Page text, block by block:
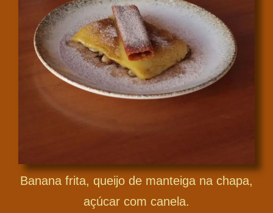
Banana frita, queijo de manteiga na chapa,
açúcar com canela.